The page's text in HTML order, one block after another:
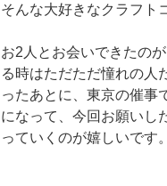
そんな大好きなクラフト
お2人とお会いできたの
る時はただただ憧れの人
ったあとに、東京の催事
になって、今回お願いし
っていくのが嬉しいです。